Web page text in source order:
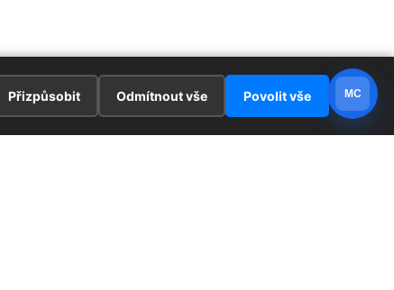
Přizpůsobit Odmítnout vše Povolit vše MC